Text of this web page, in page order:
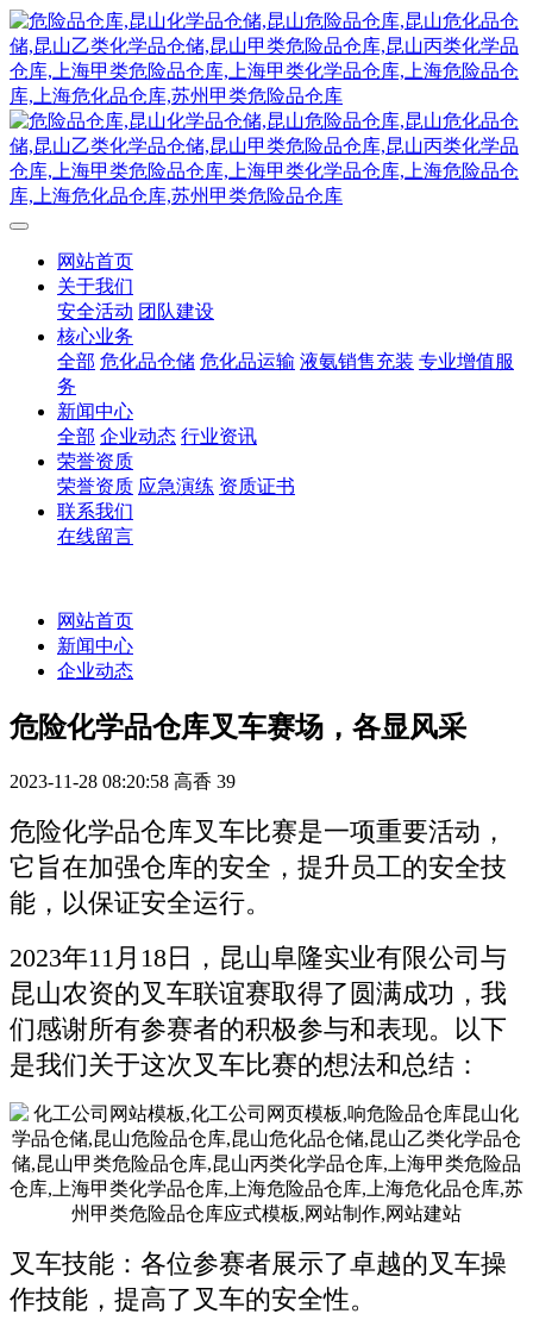
网站首页
关于我们
安全活动 团队建设
核心业务
全部 危化品仓储 危化品运输 液氨销售充装 专业增值服
务
新闻中心
全部 企业动态 行业资讯
荣誉资质
荣誉资质 应急演练 资质证书
联系我们
在线留言
网站首页
新闻中心
企业动态
危险化学品仓库叉车赛场，各显风采
2023-11-28 08:20:58 高香 39
危险化学品仓库叉车比赛是一项重要活动，
它旨在加强仓库的安全，提升员工的安全技
能，以保证安全运行。
2023年11月18日，昆山阜隆实业有限公司与
昆山农资的叉车联谊赛取得了圆满成功，我
们感谢所有参赛者的积极参与和表现。以下
是我们关于这次叉车比赛的想法和总结：
叉车技能：各位参赛者展示了卓越的叉车操
作技能，提高了叉车的安全性。